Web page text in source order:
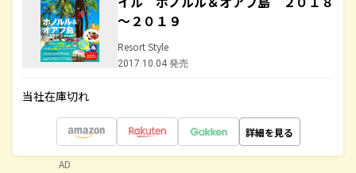
～２０１９
Resort Style
2017.10.04 発売
当社在庫切れ
詳細を見る
AD